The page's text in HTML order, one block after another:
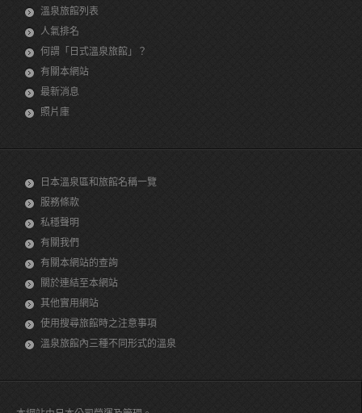
溫泉旅館列表
人氣排名
何謂「日式溫泉旅館」？
有關本網站
最新消息
照片庫
日本溫泉區和旅館名稱一覽
服務條款
私穩聲明
有關我們
有關本網站的查詢
關於連結至本網站
其他實用網站
使用搜尋旅館時之注意事項
溫泉旅館內三種不同形式的溫泉